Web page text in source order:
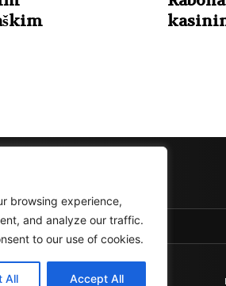
browsing experience,
and analyze our traffic.
to our use of cookies.
All Accept All